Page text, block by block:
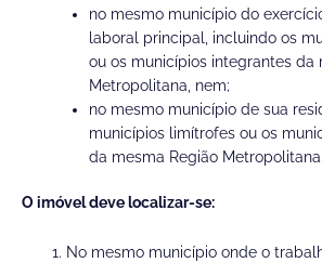
no mesmo município do
laboral principal, incluindo os
ou os municípios integrantes da
Metropolitana, nem;
no mesmo município de sua
municípios limítrofes ou os
da mesma Região
O imóvel deve localizar-se:
No mesmo município onde o